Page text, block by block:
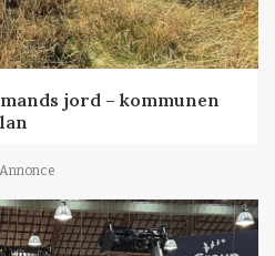
jord – kommunen
Annonce